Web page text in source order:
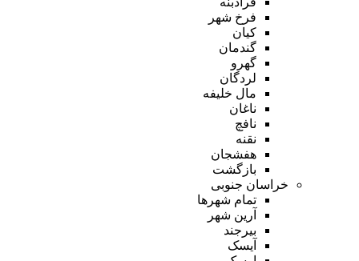
فرخ شهر
کیان
گندمان
گهرو
لردگان
مال خلیفه
ناغان
نافچ
نقنه
هفشجان
بازگشت
خراسان جنوبی
تمام شهر‌ها
آرین شهر
بیرجند
آیسک